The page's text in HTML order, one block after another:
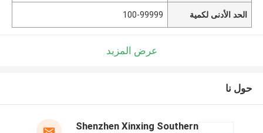
الحد الأدنى لكمية 100-99999
عرض المزيد
حول نا
Shenzhen Xinxing Southern